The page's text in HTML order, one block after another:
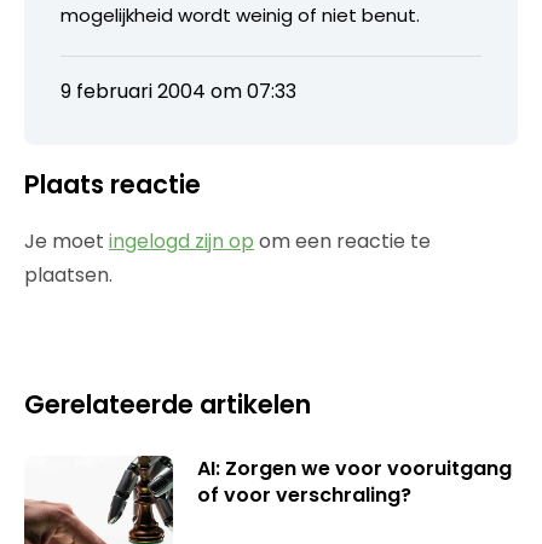
mogelijkheid wordt weinig of niet benut.
9 februari 2004 om 07:33
Plaats reactie
Je moet ingelogd zijn op om een reactie te
plaatsen.
Gerelateerde artikelen
AI: Zorgen we voor vooruitgang
of voor verschraling?